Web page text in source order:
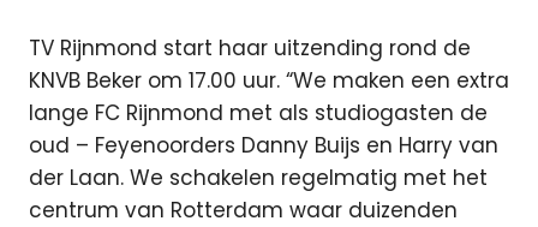
TV Rijnmond start haar uitzending rond de
KNVB Beker om 17.00 uur. “We maken een extra
lange FC Rijnmond met als studiogasten de
oud – Feyenoorders Danny Buijs en Harry van
der Laan. We schakelen regelmatig met het
centrum van Rotterdam waar duizenden